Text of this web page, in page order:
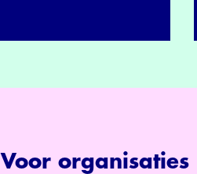
Voor organisaties